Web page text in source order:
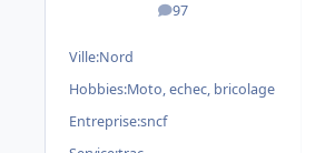
97
messages
Ville:Nord
Hobbies:Moto, echec, bricolage
Entreprise:sncf